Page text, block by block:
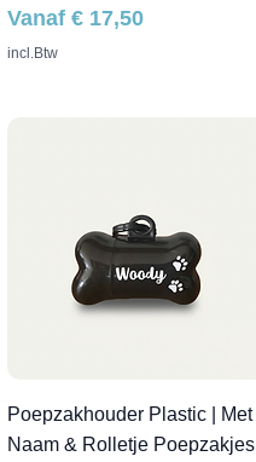
Vanaf € 17,50
Verkoopprijs
incl.Btw
Poepzakhouder Plastic | Met
Naam & Rolletje Poepzakjes